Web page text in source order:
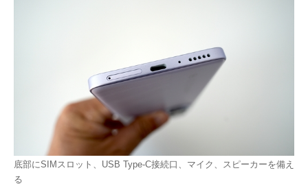
底部にSIMスロット、USB Type-C接続口、マイク、スピーカーを備え
る